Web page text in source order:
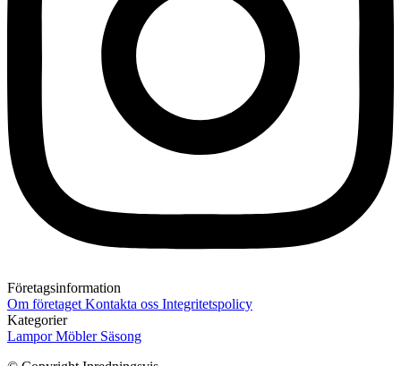
Företagsinformation
Om företaget Kontakta oss Integritetspolicy
Kategorier
LamporMöbler Säsong